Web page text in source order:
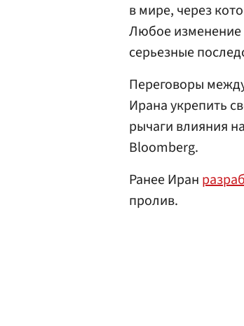
в мире, через
Любое изменение
серьезные
Переговоры
Ирана укрепить
рычаги влияния
Bloomberg.
Ранее Иран
пролив.